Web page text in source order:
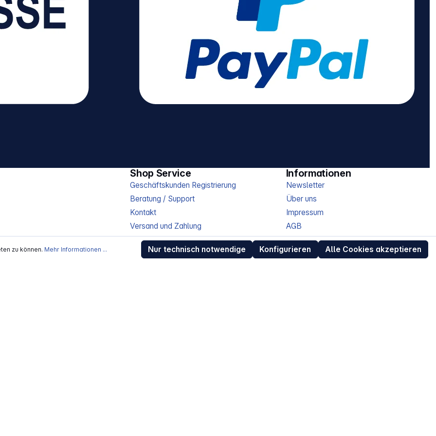
Shop Service
Geschäftskunden Registrierung
Beratung / Support
Kontakt
Versand und Zahlung
Sendungsverfolgung
Gewährleistung / Reparatur
Informationen
Newsletter
Über uns
Impressum
AGB
Datenschutz
Widerrufsrecht für Verbraucher
zu können. Mehr Informationen ... Nur technisch notwendige Konfigurieren Alle Cookies akzeptieren